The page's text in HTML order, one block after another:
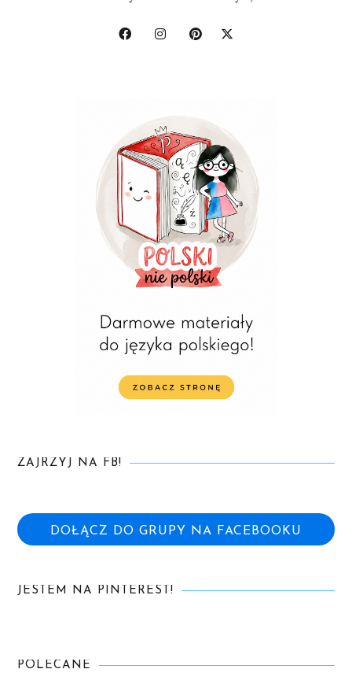
ZAJRZYJ NA FB!
DOŁĄCZ DO GRUPY NA FACEBOOKU
JESTEM NA PINTEREST!
POLECANE